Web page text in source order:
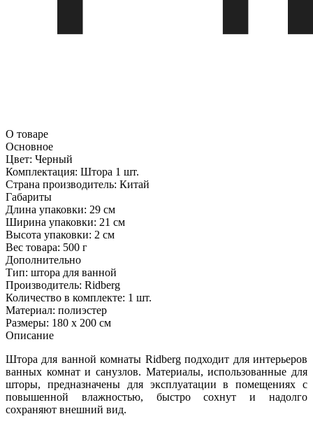
О товаре
Основное
Цвет: Черный
Комплектация: Штора 1 шт.
Страна производитель: Китай
Габариты
Длина упаковки: 29 см
Ширина упаковки: 21 см
Высота упаковки: 2 см
Вес товара: 500 г
Дополнительно
Тип: штора для ванной
Производитель: Ridberg
Количество в комплекте: 1 шт.
Материал: полиэстер
Размеры: 180 x 200 см
Описание
Штора для ванной комнаты Ridberg подходит для интерьеров
ванных комнат и санузлов. Материалы, использованные для
шторы, предназначены для эксплуатации в помещениях с
повышенной влажностью, быстро сохнут и надолго
сохраняют внешний вид.